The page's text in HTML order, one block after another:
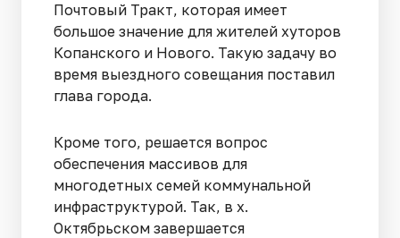
Почтовый Тракт, которая имеет
большое значение для жителей хуторов
Копанского и Нового. Такую задачу во
время выездного совещания поставил
глава города.
Кроме того, решается вопрос
обеспечения массивов для
многодетных семей коммунальной
инфраструктурой. Так, в х.
Октябрьском завершается